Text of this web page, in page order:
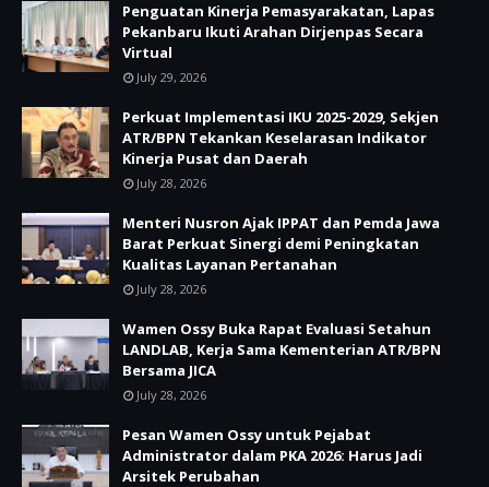
Penguatan Kinerja Pemasyarakatan, Lapas
Pekanbaru Ikuti Arahan Dirjenpas Secara
Virtual
July 29, 2026
Perkuat Implementasi IKU 2025-2029, Sekjen
ATR/BPN Tekankan Keselarasan Indikator
Kinerja Pusat dan Daerah
July 28, 2026
Menteri Nusron Ajak IPPAT dan Pemda Jawa
Barat Perkuat Sinergi demi Peningkatan
Kualitas Layanan Pertanahan
July 28, 2026
Wamen Ossy Buka Rapat Evaluasi Setahun
LANDLAB, Kerja Sama Kementerian ATR/BPN
Bersama JICA
July 28, 2026
Pesan Wamen Ossy untuk Pejabat
Administrator dalam PKA 2026: Harus Jadi
Arsitek Perubahan